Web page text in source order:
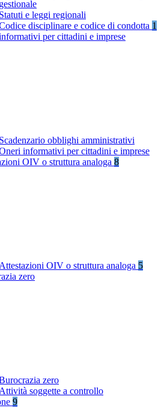
gestionale
Statuti e leggi regionali
disciplinare e codice di condotta 1
per cittadini e imprese
Scadenzario obblighi amministrativi
informativi per cittadini e imprese
OIV o struttura analoga 8
Attestazioni OIV o struttura analoga 5
zero
zero
Attività soggette a controllo
9